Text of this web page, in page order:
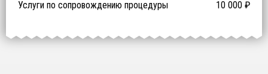
Услуги по сопровождению процедуры 10 000 ₽